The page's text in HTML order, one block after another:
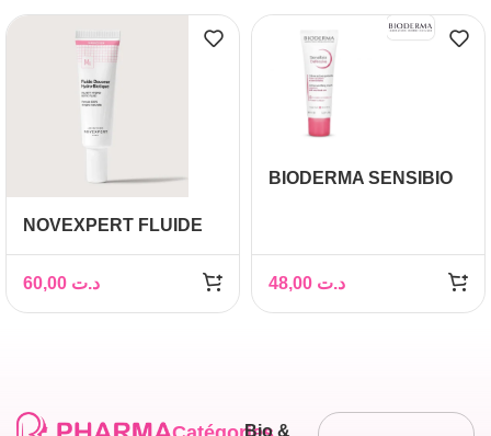
NOVEXPERT FLUIDE
BIOTIQUE 30ML
د.ت
BIODERMA SENSIBIO
د.ت
Bio &